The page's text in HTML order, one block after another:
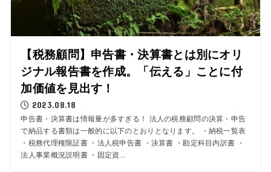
【税務顧問】申告書・決算書とは別にオリ
ジナル報告書を作成。「伝える」ことに付
加価値を見出す！
2023.08.18
申告書・決算書は情報量が多すぎる！ 法人の税務顧問の決算・申告
で納品する書類は一般的に以下のとおりとなります。 ・納税一覧表
・税務代理権限証書 ・法人税申告書 ・決算書 ・勘定科目内訳書 ・
法人事業概況説明書 ・固定資...